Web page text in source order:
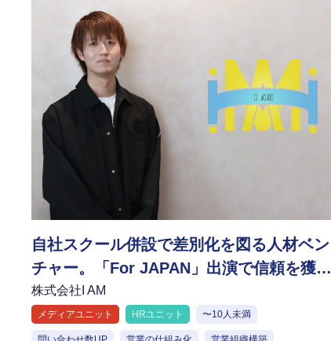
自社スクール併設で差別化を図る人材ベン
チャー。「For JAPAN」出演で信頼を獲得
し、「HRユニット」で次なる組織改革へ
株式会社I AM
メディアユニット HRユニット 〜10人未満